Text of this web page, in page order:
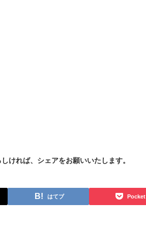
ければ、シェアをお願いいたします。
はてブ Pocket